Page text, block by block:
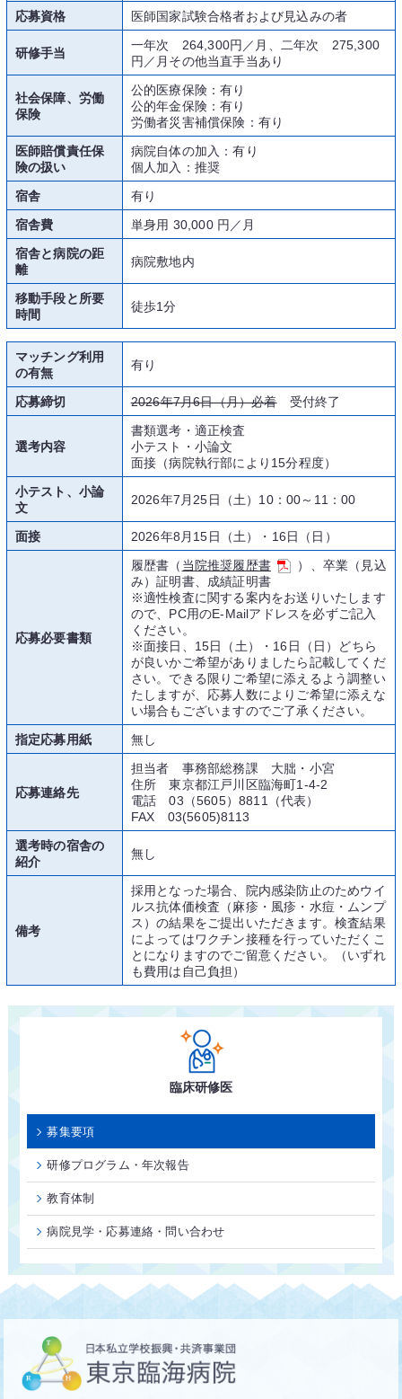
応募資格
医師国家試験合格者および見込みの者
研修手当
一年次 264,300円／月、二年次 275,300
円／月その他当直手当あり
社会保障、労働
保険
公的医療保険：有り
公的年金保険：有り
労働者災害補償保険：有り
医師賠償責任保
険の扱い
病院自体の加入：有り
個人加入：推奨
宿舎
有り
宿舎費
単身用 30,000 円／月
宿舎と病院の距
離
病院敷地内
移動手段と所要
時間
徒歩1分
マッチング利用
の有無
有り
応募締切 2026年7月6日（月）必着受付終了
選考内容
書類選考・適正検査
小テスト・小論文
面接（病院執行部により15分程度）
小テスト、小論
文
2026年7月25日（土）10：00～11：00
面接 2026年8月15日（土）・16日（日）
応募必要書類
履歴書（ 当院推奨履歴書
）、卒業（見込
み）証明書、成績証明書
※適性検査に関する案内をお送りいたします
ので、PC用のE-Mailアドレスを必ずご記入
ください。
※面接日、15日（土）・16日（日）どちら
が良いかご希望がありましたら記載してくだ
さい。できる限りご希望に添えるよう調整い
たしますが、応募人数によりご希望に添えな
い場合もございますのでご了承ください。
指定応募用紙
無し
応募連絡先
担当者 事務部総務課 大朏・小宮
住所 東京都江戸川区臨海町1-4-2
電話 03（5605）8811（代表）
FAX 03(5605)8113
選考時の宿舎の
紹介
無し
備考
採用となった場合、院内感染防止のためウイ
ルス抗体価検査（麻疹・風疹・水痘・ムンプ
ス）の結果をご提出いただきます。検査結果
によってはワクチン接種を行っていただくこ
とになりますのでご留意ください。（いずれ
も費用は自己負担）
臨床研修医
募集要項
研修プログラム・年次報告
教育体制
病院見学・応募連絡・問い合わせ